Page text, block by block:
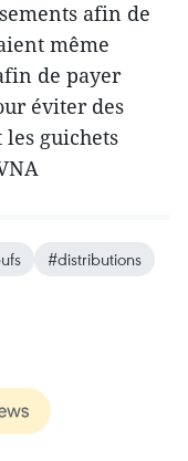
afin de
même
de payer
éviter des
guichets
#distributions